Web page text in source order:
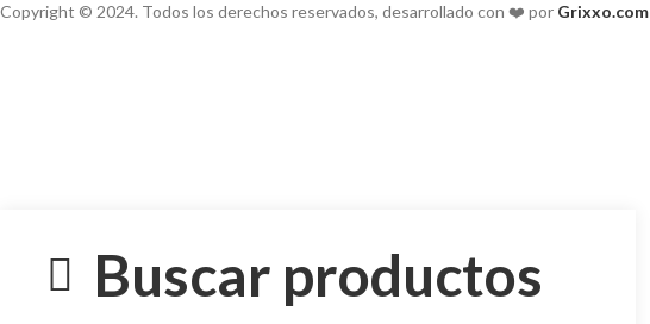
Copyright © 2024. Todos los derechos reservados, desarrollado con ❤️ por Grixxo.com